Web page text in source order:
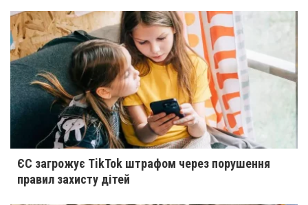
ЄС загрожує TikTok штрафом через порушення
правил захисту дітей